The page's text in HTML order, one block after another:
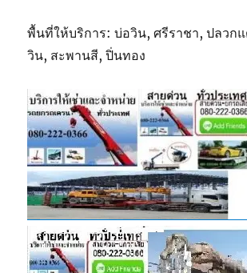
พื้นที่ให้บริการ: บ่อวิน, ศรีราชา, ปลวก
วิน, สะพานสี, ปิ่นทอง